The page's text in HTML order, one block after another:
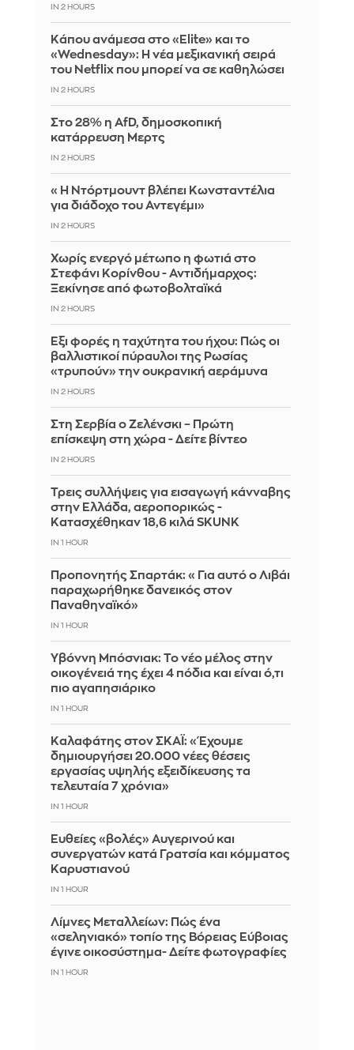
IN 2 HOURS
Κάπου ανάμεσα στο «Elite» και το
«Wednesday»: Η νέα μεξικανική σειρά
του Netflix που μπορεί να σε καθηλώσει
IN 2 HOURS
Στο 28% η AfD, δημοσκοπική
κατάρρευση Μερτς
IN 2 HOURS
«Η Ντόρτμουντ βλέπει Κωνσταντέλια
για διάδοχο του Αντεγέμι»
IN 2 HOURS
Χωρίς ενεργό μέτωπο η φωτιά στο
Στεφάνι Κορίνθου - Αντιδήμαρχος:
Ξεκίνησε από φωτοβολταϊκά
IN 2 HOURS
Έξι φορές η ταχύτητα του ήχου: Πώς οι
βαλλιστικοί πύραυλοι της Ρωσίας
«τρυπούν» την ουκρανική αεράμυνα
IN 2 HOURS
Στη Σερβία ο Ζελένσκι – Πρώτη
επίσκεψη στη χώρα - Δείτε βίντεο
IN 2 HOURS
Τρεις συλλήψεις για εισαγωγή κάνναβης
στην Ελλάδα, αεροπορικώς -
Κατασχέθηκαν 18,6 κιλά SKUNK
IN 1 HOUR
Προπονητής Σπαρτάκ: «Για αυτό ο Λιβάι
παραχωρήθηκε δανεικός στον
Παναθηναϊκό»
IN 1 HOUR
Υβόννη Μπόσνιακ: Το νέο μέλος στην
οικογένειά της έχει 4 πόδια και είναι ό,τι
πιο αγαπησιάρικο
IN 1 HOUR
Καλαφάτης στον ΣΚΑΪ: «Έχουμε
δημιουργήσει 20.000 νέες θέσεις
εργασίας υψηλής εξειδίκευσης τα
τελευταία 7 χρόνια»
IN 1 HOUR
Ευθείες «βολές» Αυγερινού και
συνεργατών κατά Γρατσία και κόμματος
Καρυστιανού
IN 1 HOUR
Λίμνες Μεταλλείων: Πώς ένα
«σεληνιακό» τοπίο της Βόρειας Εύβοιας
έγινε οικοσύστημα- Δείτε φωτογραφίες
IN 1 HOUR